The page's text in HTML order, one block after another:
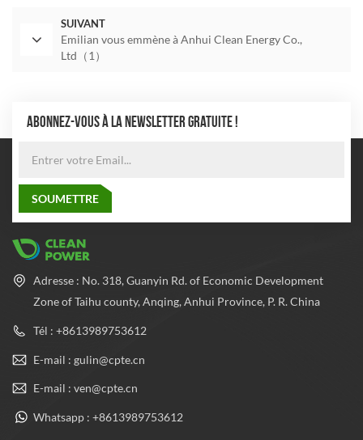
SUIVANT
Emilian vous emmène à Anhui Clean Energy Co.,
Ltd（1）
ABONNEZ-VOUS À LA NEWSLETTER GRATUITE !
Adresse : No. 318, Guanyin Rd. of Economic Development
Zone of Taihu county, Anqing, Anhui Province, P. R. China
Tél : +8613989753612
E-mail : gulin@cpte.cn
E-mail : ven@cpte.cn
Whatsapp : +8613989753612